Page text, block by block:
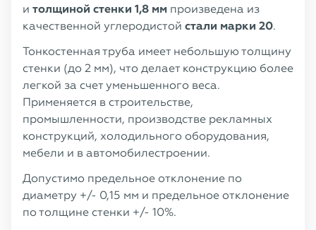
и толщиной стенки 1,8 мм произведена из
качественной углеродистой стали марки 20.
Тонкостенная труба имеет небольшую толщину
стенки (до 2 мм), что делает конструкцию более
легкой за счет уменьшенного веса.
Применяется в строительстве,
промышленности, производстве рекламных
конструкций, холодильного оборудования,
мебели и в автомобилестроении.
Допустимо предельное отклонение по
диаметру +/- 0,15 мм и предельное отклонение
по толщине стенки +/- 10%.